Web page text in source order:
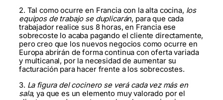
2. Tal como ocurre en Francia con la alta cocina, los
equipos de trabajo se duplicarán, para que cada
trabajador realice sus 8 horas, en Francia ese
sobrecoste lo acaba pagando el cliente directamente,
pero creo que los nuevos negocios como ocurre en
Europa abrirán de forma continua con oferta variada
y multicanal, por la necesidad de aumentar su
facturación para hacer frente a los sobrecostes.
3. La figura del cocinero se verá cada vez más en
sala, ya que es un elemento muy valorado por el